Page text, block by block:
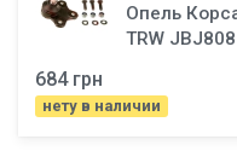
Опель
TRW JBJ808
684 грн
нету в наличии